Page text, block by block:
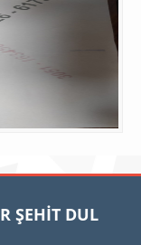
ŞEHİT DUL